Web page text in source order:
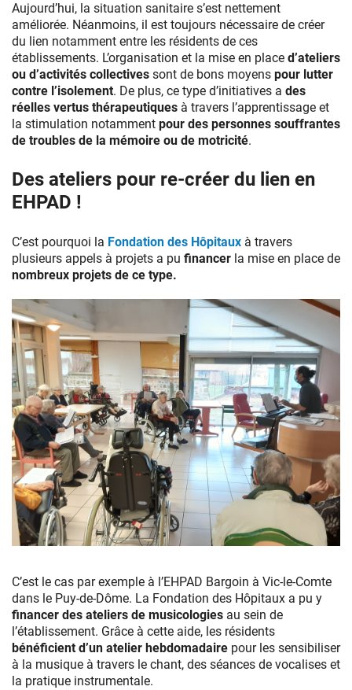
Aujourd’hui, la situation sanitaire s’est nettement
améliorée. Néanmoins, il est toujours nécessaire de créer
du lien notamment entre les résidents de ces
établissements. L’organisation et la mise en place d’ateliers
ou d’activités collectives sont de bons moyens pour lutter
contre l’isolement. De plus, ce type d’initiatives a des
réelles vertus thérapeutiques à travers l’apprentissage et
la stimulation notamment pour des personnes souffrantes
de troubles de la mémoire ou de motricité.
Des ateliers pour re-créer du lien en
EHPAD !
C’est pourquoi la Fondation des Hôpitaux à travers
plusieurs appels à projets a pu financer la mise en place de
nombreux projets de ce type.
C’est le cas par exemple à l’EHPAD Bargoin à Vic-le-Comte
dans le Puy-de-Dôme. La Fondation des Hôpitaux a pu y
financer des ateliers de musicologies au sein de
l’établissement. Grâce à cette aide, les résidents
bénéficient d’un atelier hebdomadaire pour les sensibiliser
à la musique à travers le chant, des séances de vocalises et
la pratique instrumentale.